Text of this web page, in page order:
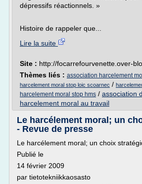
dépressifs réactionnels. »
Histoire de rappeler que...
Lire la suite
Site : http://focarrefourvenette.over-
Thèmes liés : association harcelement
harcelement moral stop loic scoarnec /
harcelement moral stop hms / association
harcelement moral au travail
Le harcélement moral; un
- Revue de presse
Le harcélement moral; un choix
Publié le
14 février 2009
par tietotekniikkaosasto